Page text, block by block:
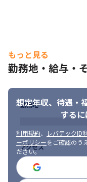
もっと見る
勤務地・給与・
想定年収、待遇・
する
利用規約、 レバテックID
ーポリシーをご確認のう
ださい。
勤務地
アクセス